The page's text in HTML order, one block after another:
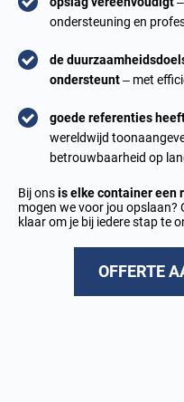
ondersteuning en
de
ondersteunt– met
goede referenties
wereldwijd
betrouwbaarheid op
Bij onsis elke container een
mogen we voor jou opslaan?
klaar om je bij iedere stap te
OFFERTE